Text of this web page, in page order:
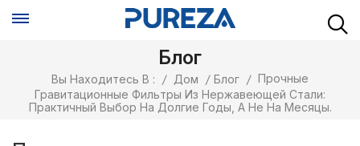
Блог
Вы Находитесь В : / Дом / Блог / Прочные
Гравитационные Фильтры Из Нержавеющей Стали:
Практичный Выбор На Долгие Годы, А Не На Месяцы.